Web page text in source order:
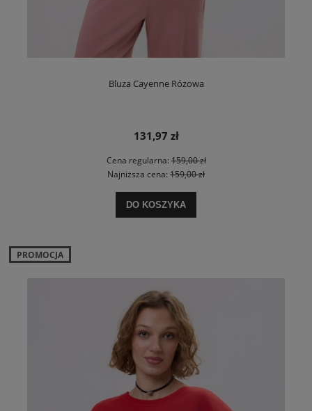
Bluza Cayenne Różowa
131,97 zł
Cena regularna:159,00 zł
Najniższa cena: 159,00 zł
DO KOSZYKA
PROMOCJA